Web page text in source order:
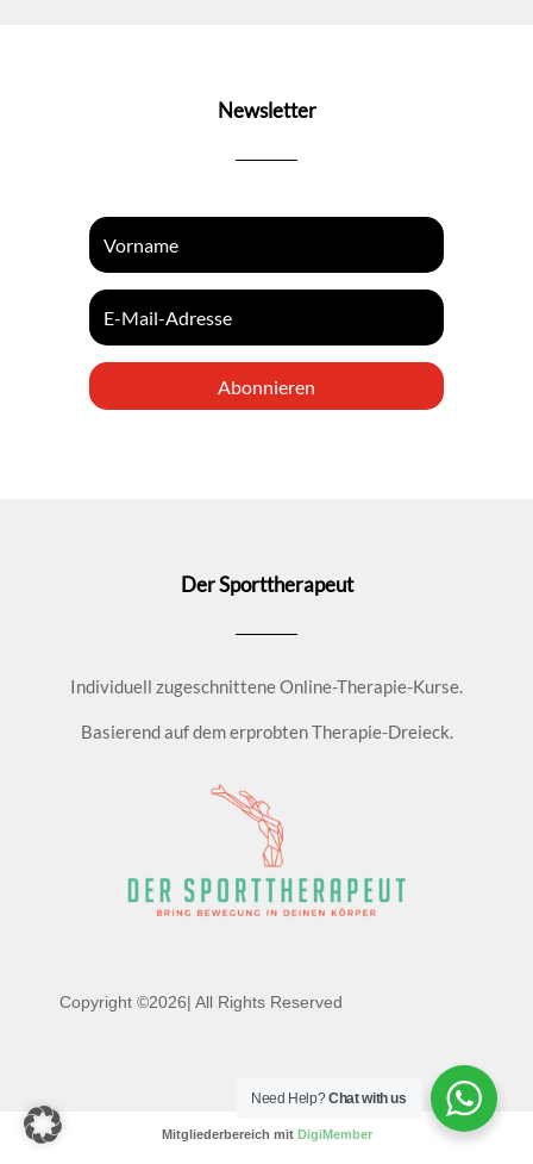
Newsletter
Abonnieren
Der Sporttherapeut
Individuell zugeschnittene Online-Therapie-Kurse.
Basierend auf dem erprobten Therapie-Dreieck.
Copyright ©2026| All Rights Reserved
Mitgliederbereich mit DigiMember
Need Help?Chat with us